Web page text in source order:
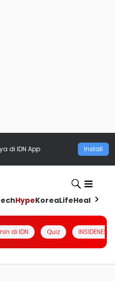
di IDN App Install
HypeKoreaLifeHealth
di IDN Quiz INSIDENESIA